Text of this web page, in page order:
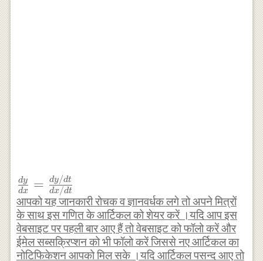
\frac {
dy }{
dx }
=\frac
{ { dy
dx
dy = dx/dt
dy/dt
आपको यह जानकारी रोचक व ज्ञानवर्धक लगे तो अपने मित्रों
के साथ इस गणित के आर्टिकल को शेयर करें ।यदि आप इस
वेबसाइट पर पहली बार आए हैं तो वेबसाइट को फॉलो करें और
ईमेल सब्सक्रिप्शन को भी फॉलो करें जिससे नए आर्टिकल का
नोटिफिकेशन आपको मिल सके ।यदि आर्टिकल पसन्द आए तो